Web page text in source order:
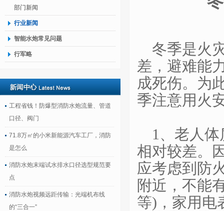
部门新闻
行业新闻
智能水炮常见问题
行军略
工程省钱！防爆型消防水炮流量、管道
口径、阀门
71.8万㎡的小米新能源汽车工厂，消防
是怎么
消防水炮末端试水排水口径选型规范要
点
消防水炮视频远距传输：光端机布线
的“三合一”
冬季是火
差，避难能
成死伤。为
季注意用火
1、老人
相对较差。
应考虑到防
附近，不能
等)，家用电